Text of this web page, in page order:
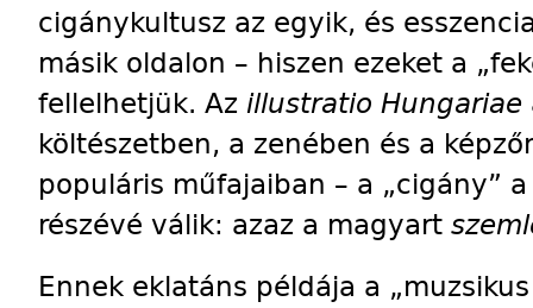
cigánykultusz az egyik, és
másik oldalon – hiszen ezeket a
fellelhetjük. Az illustratio Hungariae
költészetben, a zenében és a
populáris műfajaiban – a „cigány”
részévé válik: azaz a magyart
Ennek eklatáns példája a